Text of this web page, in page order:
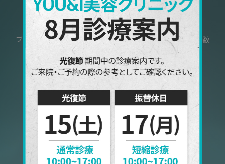
2006
ブランドリリース年度
43+
地域進出数
22+
グローバル店舗数
YOU&I医療陳は20年間
顧客のお悩みを解消することだけを
“あなたのお悩みを話してください
一緒に解決して行きます”